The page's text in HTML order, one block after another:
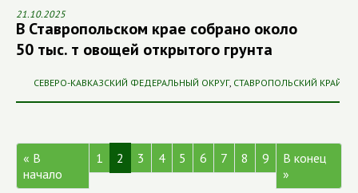
21.10.2025
В Ставропольском крае собрано около
50 тыс. т овощей открытого грунта
СЕВЕРО-КАВКАЗСКИЙ ФЕДЕРАЛЬНЫЙ ОКРУГ, СТАВРОПОЛЬСКИЙ КРАЙ
« В
начало
1 2 3 4 5 6 7 8 9
В конец
»